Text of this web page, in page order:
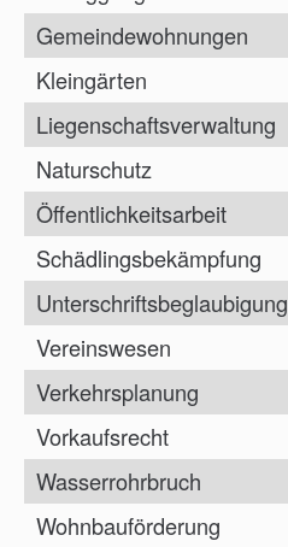
Gemeindewohnungen
Kleingärten
Liegenschaftsverwaltung
Naturschutz
Öffentlichkeitsarbeit
Schädlingsbekämpfung
Unterschriftsbeglaubigung
Vereinswesen
Verkehrsplanung
Vorkaufsrecht
Wasserrohrbruch
Wohnbauförderung